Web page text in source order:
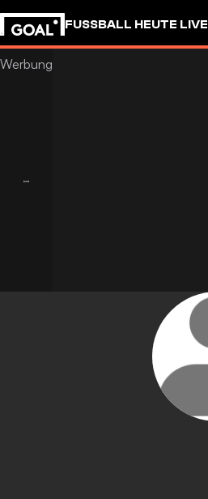
FUSSBALL HEUTE LIVE